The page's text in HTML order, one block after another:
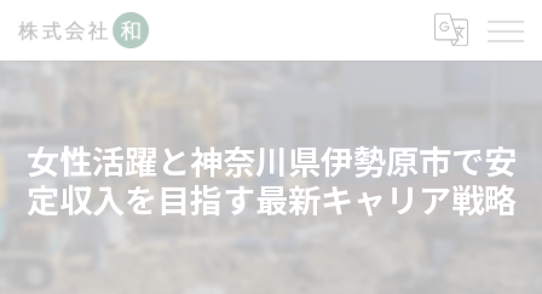
女性活躍と神奈川県伊勢原市で安
定収入を目指す最新キャリア戦略